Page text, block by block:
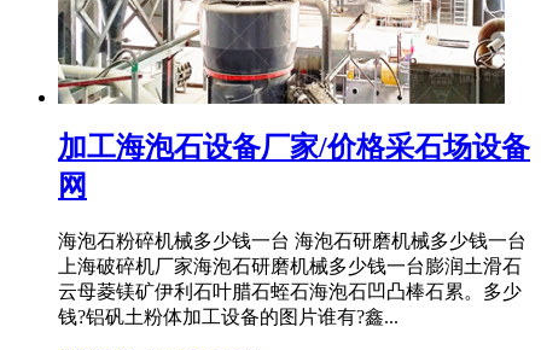
加工海泡石设备厂家/价格采石场设备
网
海泡石粉碎机械多少钱一台 海泡石研磨机械多少钱一台
上海破碎机厂家海泡石研磨机械多少钱一台膨润土滑石
云母菱镁矿伊利石叶腊石蛭石海泡石凹凸棒石累。多少
钱?铝矾土粉体加工设备的图片谁有?鑫...